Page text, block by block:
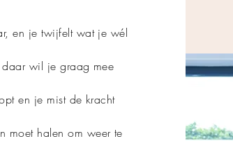
en je twijfelt wat je wél
daar wil je graag mee
en je mist de kracht
moet halen om weer te